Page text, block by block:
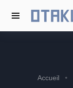
Accueil